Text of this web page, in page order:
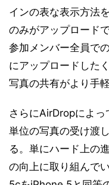
インの表な表示方法
のみがアップロード
参加メンバー全員で
にアップロードした
写真の共有がより手
さらにAirDropによっ
単位の写真の受け渡
る。単にハード上の
の向上に取り組んで